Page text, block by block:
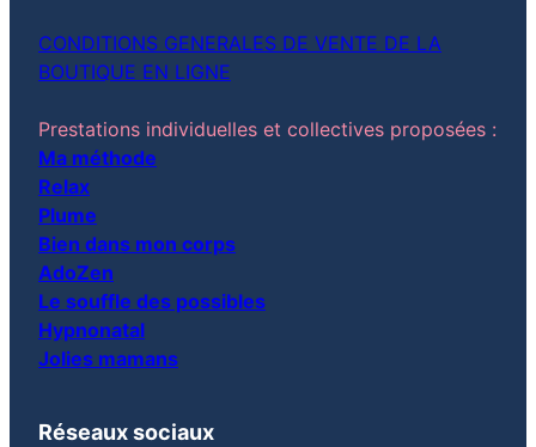
CONDITIONS GENERALES DE VENTE DE LA
BOUTIQUE EN LIGNE
Prestations individuelles et collectives proposées :
Ma méthode
Relax
Plume
Bien dans mon corps
AdoZen
Le souffle des possibles
Hypnonatal
Jolies mamans
Réseaux sociaux